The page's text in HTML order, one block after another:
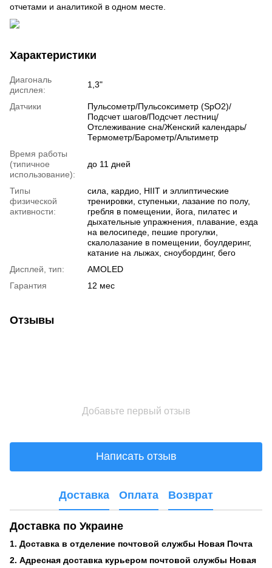
отчетами и аналитикой в одном месте.
Характеристики
Диагональ
дисплея:
1,3"
Датчики
Пульсометр/Пульсоксиметр (SpO2)/
Подсчет шагов/Подсчет лестниц/
Отслеживание сна/Женский календарь/
Термометр/Барометр/Альтиметр
Время работы
(типичное
использование):
до 11 дней
Типы
физической
активности:
сила, кардио, HIIT и эллиптические
тренировки, ступеньки, лазание по полу,
гребля в помещении, йога, пилатес и
дыхательные упражнения, плавание, езда
на велосипеде, пешие прогулки,
скалолазание в помещении, боулдеринг,
катание на лыжах, сноубординг, бего
Дисплей, тип:
AMOLED
Гарантия
12 мес
Отзывы
Добавьте первый отзыв
Написать отзыв
Доставка Оплата Возврат
Доставка по Украине
1. Доставка в отделение почтовой службы Новая Почта
2. Адресная доставка курьером почтовой службы Новая